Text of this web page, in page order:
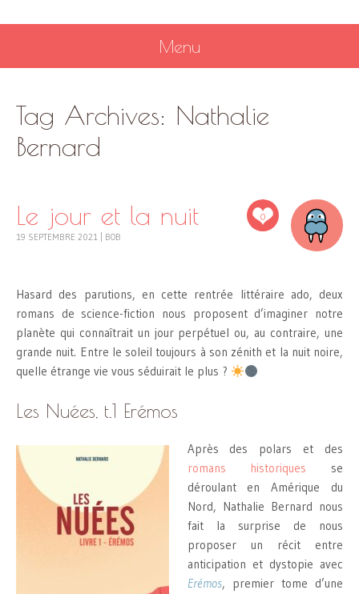
Menu
TO
CONTENT
Tag Archives: Nathalie
Bernard
0
Le jour et la nuit
19 SEPTEMBRE 2021 BOB
Hasard des parutions, en cette rentrée littéraire ado, deux
romans de science-fiction nous proposent d’imaginer notre
planète qui connaîtrait un jour perpétuel ou, au contraire, une
grande nuit. Entre le soleil toujours à son zénith et la nuit noire,
quelle étrange vie vous séduirait le plus ?
Les Nuées, t.1 Erémos
Après des polars et des
romans historiques se
déroulant en Amérique du
Nord, Nathalie Bernard nous
fait la surprise de nous
proposer un récit entre
anticipation et dystopie avec
Erémos, premier tome d’une